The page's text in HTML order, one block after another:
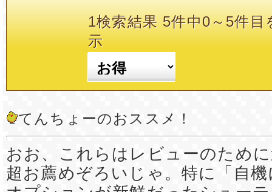
1検索結果 5件中0～5件目
示
てんちょーのおススメ！
おお、これらはレビューのため
超お薦めぞろいじゃ。特に「自